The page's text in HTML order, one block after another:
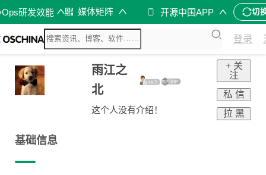
研发效能 媒体矩阵 开源中国APP 切
登录
雨江之
北
这个人没有介绍！
+ 关
注
私 信
拉 黑
基础信息